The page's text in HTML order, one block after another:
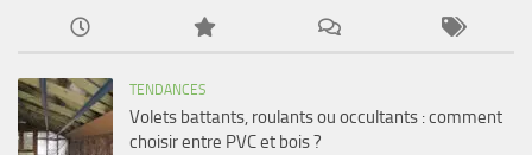
TENDANCES
Volets battants, roulants ou occultants : comment
choisir entre PVC et bois ?